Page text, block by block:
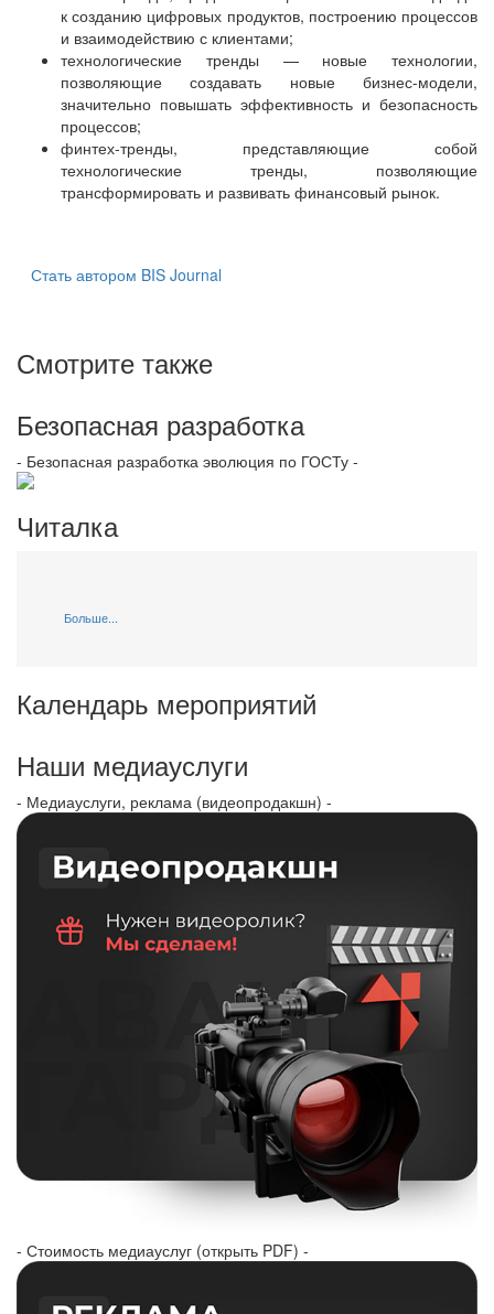
к созданию цифровых продуктов, построению процессов
и взаимодействию с клиентами;
технологические тренды — новые технологии,
позволяющие создавать новые бизнес-модели,
значительно повышать эффективность и безопасность
процессов;
финтех-тренды, представляющие собой
технологические тренды, позволяющие
трансформировать и развивать финансовый рынок.
Стать автором BIS Journal
Смотрите также
Безопасная разработка
- Безопасная разработка эволюция по ГОСТу -
Читалка
Больше...
Календарь мероприятий
Наши медиауслуги
- Медиауслуги, реклама (видеопродакшн) -
- Стоимость медиауслуг (открыть PDF) -